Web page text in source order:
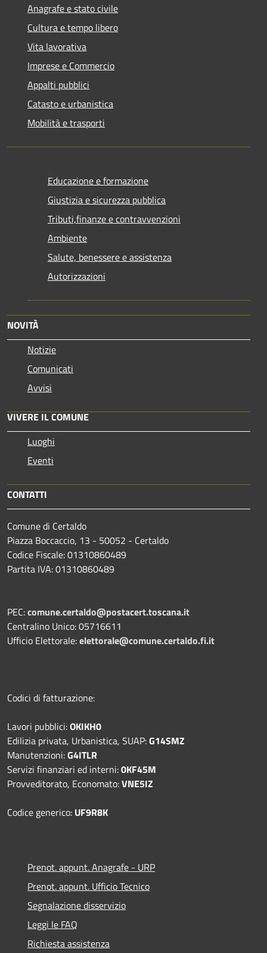
Anagrafe e stato civile
Cultura e tempo libero
Vita lavorativa
Imprese e Commercio
Appalti pubblici
Catasto e urbanistica
Mobilità e trasporti
Educazione e formazione
Giustizia e sicurezza pubblica
Tributi,finanze e contravvenzioni
Ambiente
Salute, benessere e assistenza
Autorizzazioni
NOVITÀ
Notizie
Comunicati
Avvisi
VIVERE IL COMUNE
Luoghi
Eventi
CONTATTI
Comune di Certaldo
Piazza Boccaccio, 13 - 50052 - Certaldo
Codice Fiscale: 01310860489
Partita IVA: 01310860489
PEC:comune.certaldo@postacert.toscana.it
Centralino Unico: 05716611
Ufficio Elettorale:elettorale@comune.certaldo.fi.it
Codici di fatturazione:
Lavori pubblici:OKIKH0
Edilizia privata, Urbanistica, SUAP:G14SMZ
Manutenzioni:G4ITLR
Servizi finanziari ed interni:0KF45M
Provveditorato, Economato:VNE5IZ
Codice generico: UF9R8K
Prenot. appunt. Anagrafe - URP
Prenot. appunt. Ufficio Tecnico
Segnalazione disservizio
Leggi le FAQ
Richiesta assistenza